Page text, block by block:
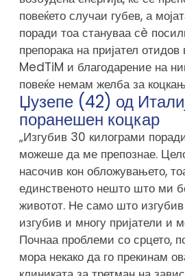
повеќето случаи губев, а
поради тоа стануваа сè
препорака на пријател отидов
MedTiM и благодарение на
повеќе немам желба за
Џузепе (42) од
поранешен коцкар
„Изгубив 30 килограми
можеше да ме препознае.
насочив кон обложувањето,
единственото нешто што ми
животот. Не само што
изгубив и многу пријатели и
Почнаа проблеми со срцето,
мора некако да го прекинам